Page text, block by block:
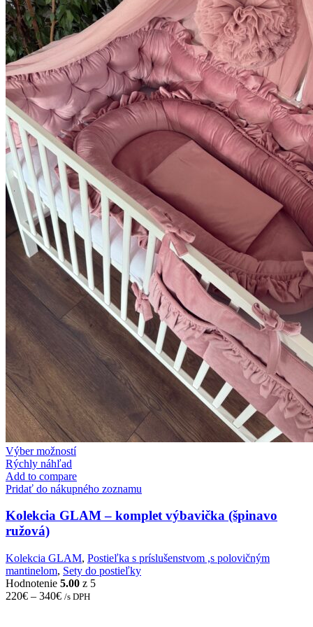
Výber možnostíThis
has
multiple
The
chosen
on
the
product
Rýchly náhľad
Add to compare
Pridať do nákupného zoznamu
Kolekcia GLAM – komplet výbavička (špinavo
ružová)
Kolekcia GLAM, Postieľka s príslušenstvom ,s polovičným
mantinelom, Sety do postieľky
Hodnotenie 5.00 z 5
220€ – 340€ /s DPH